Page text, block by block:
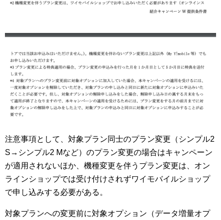
注意事項として、対象プラン同士のプラン変更（シンプル2
S→シンプル2 Mなど）のプラン変更の場合はキャンペーン
が適用されないほか、機種変更を伴うプラン変更は、オン
ラインショップでは受け付けされずワイモバイルショップ
で申し込みする必要がある。
対象プランへの変更前に対象オプション（データ増量オプ